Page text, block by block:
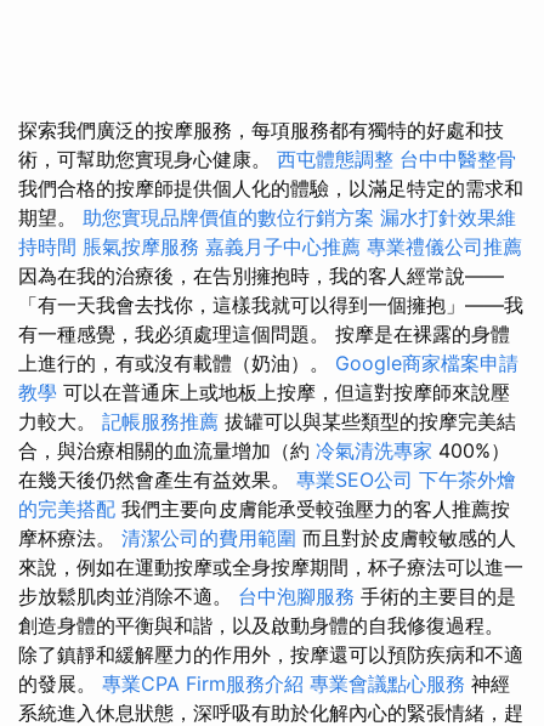
探索我們廣泛的按摩服務，每項服務都有獨特的好處和技
術，可幫助您實現身心健康。 西屯體態調整 台中中醫整骨
我們合格的按摩師提供個人化的體驗，以滿足特定的需求和
期望。 助您實現品牌價值的數位行銷方案 漏水打針效果維
持時間 脹氣按摩服務 嘉義月子中心推薦 專業禮儀公司推薦
因為在我的治療後，在告別擁抱時，我的客人經常說——
「有一天我會去找你，這樣我就可以得到一個擁抱」——我
有一種感覺，我必須處理這個問題。 按摩是在裸露的身體
上進行的，有或沒有載體（奶油）。 Google商家檔案申請
教學 可以在普通床上或地板上按摩，但這對按摩師來說壓
力較大。 記帳服務推薦 拔罐可以與某些類型的按摩完美結
合，與治療相關的血流量增加（約 冷氣清洗專家 400%）
在幾天後仍然會產生有益效果。 專業SEO公司 下午茶外燴
的完美搭配 我們主要向皮膚能承受較強壓力的客人推薦按
摩杯療法。 清潔公司的費用範圍 而且對於皮膚較敏感的人
來說，例如在運動按摩或全身按摩期間，杯子療法可以進一
步放鬆肌肉並消除不適。 台中泡腳服務 手術的主要目的是
創造身體的平衡與和諧，以及啟動身體的自我修復過程。
除了鎮靜和緩解壓力的作用外，按摩還可以預防疾病和不適
的發展。 專業CPA Firm服務介紹 專業會議點心服務 神經
系統進入休息狀態，深呼吸有助於化解內心的緊張情緒，趕